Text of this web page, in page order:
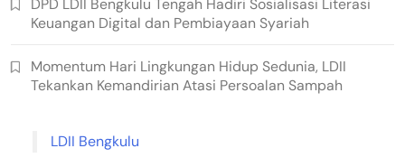
DPD LDII Bengkulu Tengah Hadiri Sosialisasi Literasi
Keuangan Digital dan Pembiayaan Syariah
Momentum Hari Lingkungan Hidup Sedunia, LDII
Tekankan Kemandirian Atasi Persoalan Sampah
LDII Bengkulu